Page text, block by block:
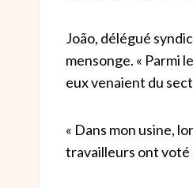
João, délégué
mensonge. « Parmi
eux venaient du
« Dans mon usine,
travailleurs ont voté